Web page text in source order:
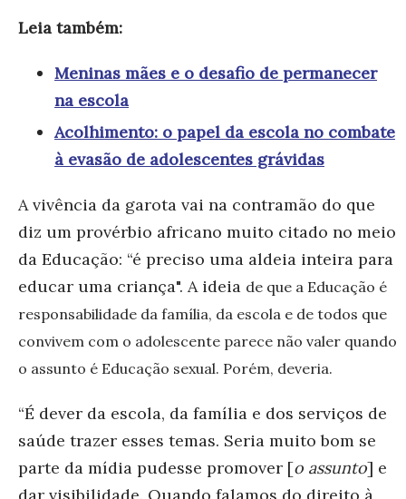
Leia também:
Meninas mães e o desafio de permanecer
na escola
Acolhimento: o papel da escola no combate
à evasão de adolescentes grávidas
A vivência da garota vai na contramão do que
diz um provérbio africano muito citado no meio
da Educação: “é preciso uma aldeia inteira para
educar uma criança". A ideia de que a Educação é
responsabilidade da família, da escola e de todos que
convivem com o adolescente parece não valer quando
o assunto é Educação sexual. Porém, deveria.
“É dever da escola, da família e dos serviços de
saúde trazer esses temas. Seria muito bom se
parte da mídia pudesse promover [o assunto] e
dar visibilidade. Quando falamos do direito à